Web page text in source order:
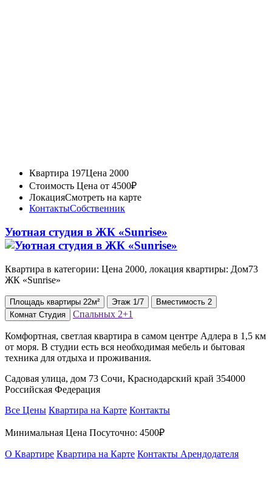
Квартира 197Цена 2000
Стоимость Цена от 4500₽
ЛокацияСмотреть на карте
КонтактыСобственник
Уютная студия в ЖК «Sunrise»
Квартира в категории: Цена 2000, локация квартиры: Дом73
ЖК «Sunrise»
Площадь квартиры 22м² Этаж 1/7 Вместимость 2
Комнат Студия Спальных 2+1
Комфортная, светлая квартира в самом центре Адлера в 1,5 км
от моря. В студии есть вся необходимая мебель и бытовая
техника для отдыха и проживания.
Садовая улица, дом 73 Сочи, Краснодарский край 354000
Российская Федерация
Все Цены Квартира на Карте Контакты
Минимальная Цена Посуточно: 4500₽
О Квартире Квартира на Карте Контакты Арендодателя